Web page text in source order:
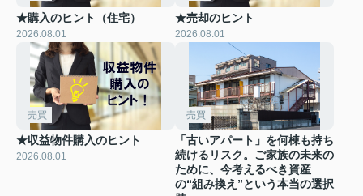
★購入のヒント（住宅）
2026.08.01
★売却のヒント
2026.08.01
売買
★収益物件購入のヒント
2026.08.01
売買
「古いアパート」を何棟も持ち
続けるリスク。ご家族の未来の
ために、今考えるべき資産
の“組み換え”という本当の選択